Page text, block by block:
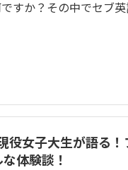
すか？その中でセブ
役女子大生が語る！
体験談！